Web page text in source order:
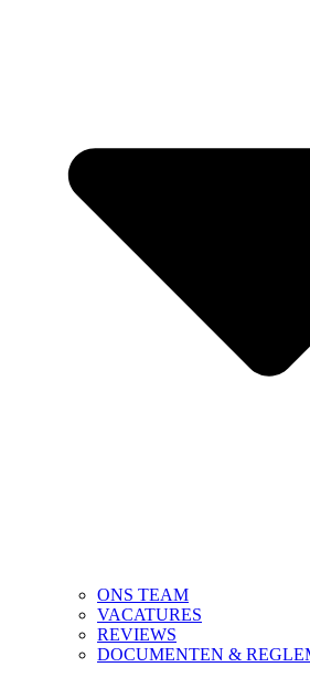
ONS TEAM
VACATURES
REVIEWS
DOCUMENTEN &